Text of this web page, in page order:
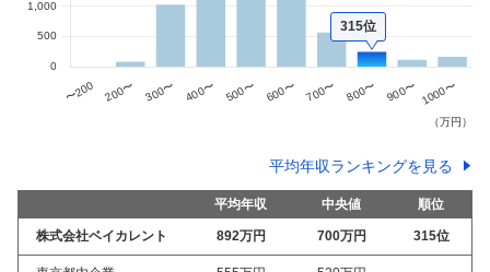
315位
平均年収ランキングを見る
平均年収 中央値 順位
株式会社ベイカレント 892万円 700万円 315位